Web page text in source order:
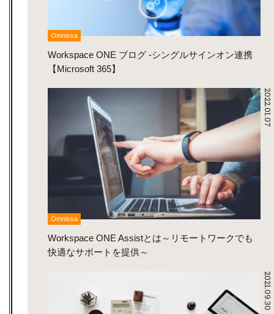
Omnissa
Workspace ONE ブログ -シングルサインオン連携
【Microsoft 365】
2022.01.07
Omnissa
Workspace ONE Assistとは～リモートワークでも
快適なサポートを提供～
2021.09.30